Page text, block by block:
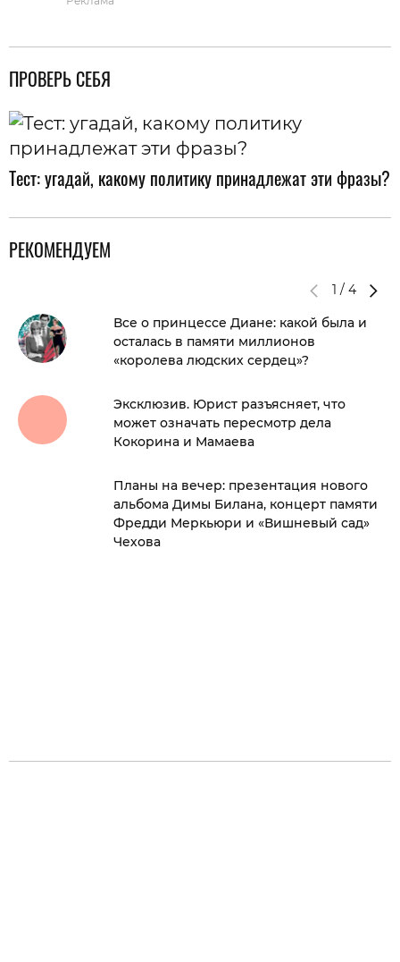
ПРОВЕРЬ СЕБЯ
Тест: угадай, какому политику принадлежат эти фразы?
РЕКОМЕНДУЕМ
1 / 4
Все о принцессе Диане: какой была и
осталась в памяти миллионов
«королева людских сердец»?
Эксклюзив. Юрист разъясняет, что
может означать пересмотр дела
Кокорина и Мамаева
Планы на вечер: презентация нового
альбома Димы Билана, концерт памяти
Фредди Меркьюри и «Вишневый сад»
Чехова